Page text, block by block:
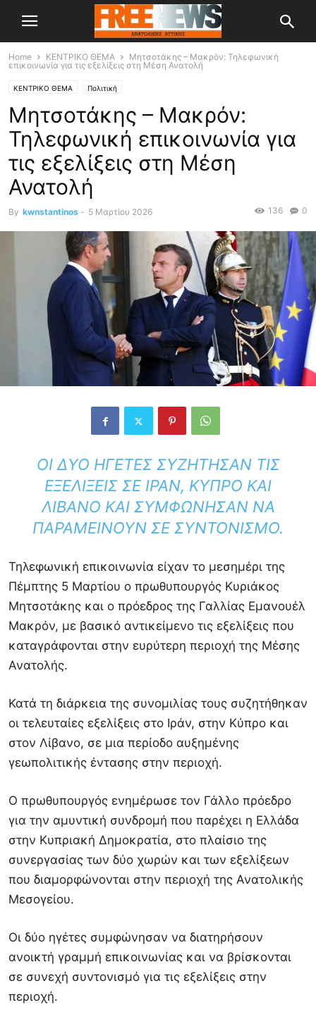
Home ΚΕΝΤΡΙΚΟ ΘΕΜΑ
Μητσοτάκης – Μακρόν: Τηλεφωνική
επικοινωνία για τις εξελίξεις στη Μέση Ανατολή
ΚΕΝΤΡΙΚΟ ΘΕΜΑ Πολιτική
Μητσοτάκης – Μακρόν:
Τηλεφωνική επικοινωνία για
τις εξελίξεις στη Μέση
Ανατολή
By kwnstantinos - 5 Μαρτίου 2026 0
136
ΟΙ ΔΎΟ ΗΓΈΤΕΣ ΣΥΖΉΤΗΣΑΝ ΤΙΣ
ΕΞΕΛΊΞΕΙΣ ΣΕ ΙΡΆΝ, ΚΎΠΡΟ ΚΑΙ
ΛΊΒΑΝΟ ΚΑΙ ΣΥΜΦΏΝΗΣΑΝ ΝΑ
ΠΑΡΑΜΕΊΝΟΥΝ ΣΕ ΣΥΝΤΟΝΙΣΜΌ.
Τηλεφωνική επικοινωνία είχαν το μεσημέρι της
Πέμπτης 5 Μαρτίου ο πρωθυπουργός Κυριάκος
Μητσοτάκης και ο πρόεδρος της Γαλλίας Εμανουέλ
Μακρόν, με βασικό αντικείμενο τις εξελίξεις που
καταγράφονται στην ευρύτερη περιοχή της Μέσης
Ανατολής.
Κατά τη διάρκεια της συνομιλίας τους συζητήθηκαν
οι τελευταίες εξελίξεις στο Ιράν, στην Κύπρο και
στον Λίβανο, σε μια περίοδο αυξημένης
γεωπολιτικής έντασης στην περιοχή.
Ο πρωθυπουργός ενημέρωσε τον Γάλλο πρόεδρο
για την αμυντική συνδρομή που παρέχει η Ελλάδα
στην Κυπριακή Δημοκρατία, στο πλαίσιο της
συνεργασίας των δύο χωρών και των εξελίξεων
που διαμορφώνονται στην περιοχή της Ανατολικής
Μεσογείου.
Οι δύο ηγέτες συμφώνησαν να διατηρήσουν
ανοικτή γραμμή επικοινωνίας και να βρίσκονται
σε συνεχή συντονισμό για τις εξελίξεις στην
περιοχή.